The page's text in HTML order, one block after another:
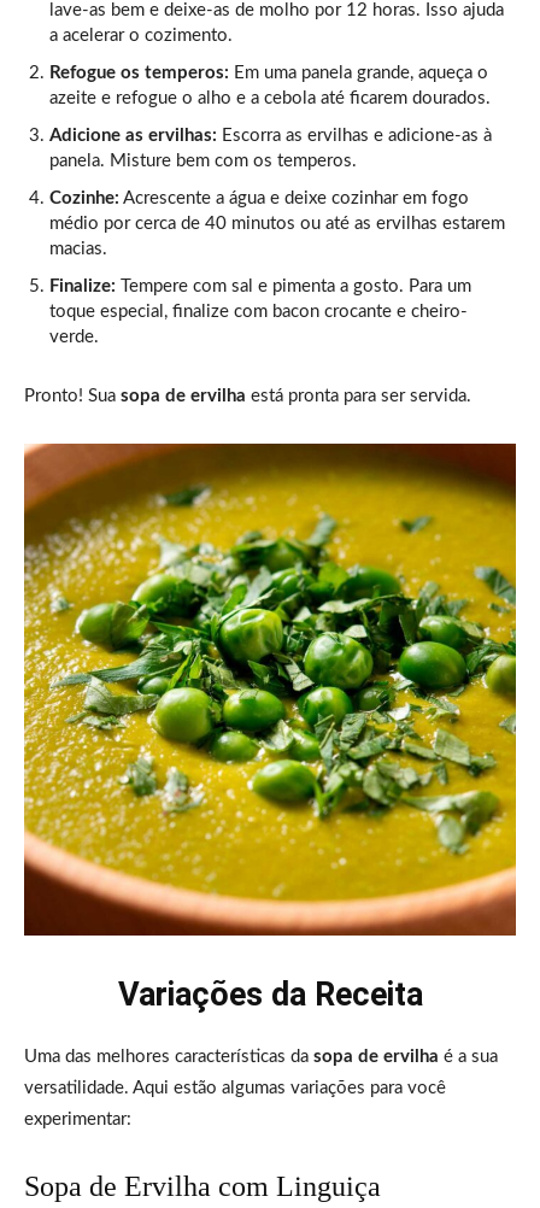
lave-as bem e deixe-as de molho por 12 horas. Isso ajuda
a acelerar o cozimento.
Refogue os temperos: Em uma panela grande, aqueça o
azeite e refogue o alho e a cebola até ficarem dourados.
Adicione as ervilhas: Escorra as ervilhas e adicione-as à
panela. Misture bem com os temperos.
Cozinhe: Acrescente a água e deixe cozinhar em fogo
médio por cerca de 40 minutos ou até as ervilhas estarem
macias.
Finalize: Tempere com sal e pimenta a gosto. Para um
toque especial, finalize com bacon crocante e cheiro-
verde.
Pronto! Sua sopa de ervilha está pronta para ser servida.
Variações da Receita
Uma das melhores características da sopa de ervilha é a sua
versatilidade. Aqui estão algumas variações para você
experimentar:
Sopa de Ervilha com Linguiça